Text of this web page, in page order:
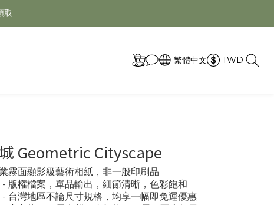
取
繁體中文 TWD
Geometric Cityscape
霧面顯影級藝術相紙，非一般印刷品
- 版權檔案，單品輸出，細節清晰，色彩飽和
- 台灣地區不論尺寸規格，均享一幅即免運優惠